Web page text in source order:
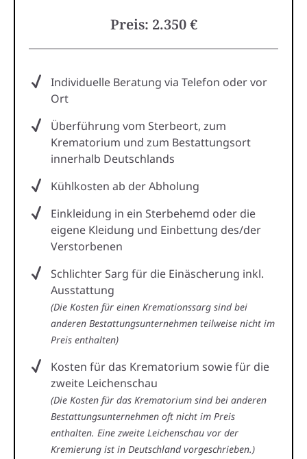
Preis: 2.350 €
Individuelle Beratung via Telefon oder vor
Ort
Überführung vom Sterbeort, zum
Krematorium und zum Bestattungsort
innerhalb Deutschlands
Kühlkosten ab der Abholung
Einkleidung in ein Sterbehemd oder die
eigene Kleidung und Einbettung des/der
Verstorbenen
Schlichter Sarg für die Einäscherung inkl.
Ausstattung
(Die Kosten für einen Kremationssarg sind bei
anderen Bestattungsunternehmen teilweise nicht im
Preis enthalten)
Kosten für das Krematorium sowie für die
zweite Leichenschau
(Die Kosten für das Krematorium sind bei anderen
Bestattungsunternehmen oft nicht im Preis
enthalten. Eine zweite Leichenschau vor der
Kremierung ist in Deutschland vorgeschrieben.)